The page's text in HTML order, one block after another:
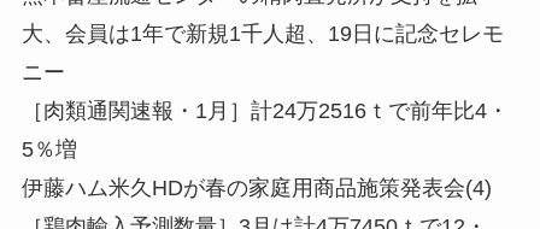
大、会員は1年で新規1千人超、19日に記念セレモ
ニー
［肉類通関速報・1月］計24万2516ｔで前年比4・
5％増
伊藤ハム米久HDが春の家庭用商品施策発表会(4)